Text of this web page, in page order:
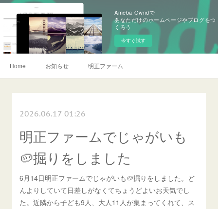
Ameba Owndで
あなただけのホームページやブログをつ
くろう
今すぐ試す
Home お知らせ 明正ファーム
2026.06.17 01:26
明正ファームでじゃがいも
🥔掘りをしました
6月14日明正ファームでじゃがいも🥔掘りをしました。ど
んよりしていて日差しがなくてちょうどよいお天気でし
た。近隣から子ども9人、大人11人が集まってくれて、ス